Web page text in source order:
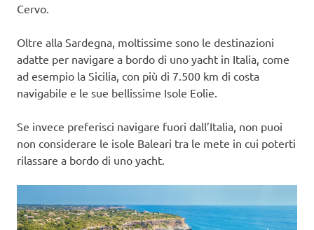
Cervo.
Oltre alla Sardegna, moltissime sono le destinazioni
adatte per navigare a bordo di uno yacht in Italia, come
ad esempio la Sicilia, con più di 7.500 km di costa
navigabile e le sue bellissime Isole Eolie.
Se invece preferisci navigare fuori dall’Italia, non puoi
non considerare le isole Baleari tra le mete in cui poterti
rilassare a bordo di uno yacht.